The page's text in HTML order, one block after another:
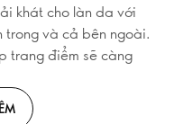
khát cho làn da với
và cả bên ngoài.
trang điểm sẽ càng